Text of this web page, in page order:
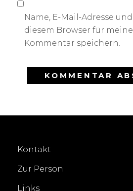
Name, E-Mail-Adresse
diesem Browser für
Kommentar speichern.
Kontakt
Zur Person
Links